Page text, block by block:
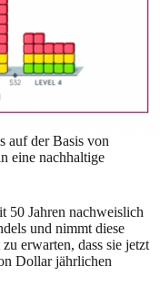
auf der Basis von
eine nachhaltige
50 Jahren nachweislich
und nimmt diese
erwarten, dass sie jetzt
Dollar jährlichen